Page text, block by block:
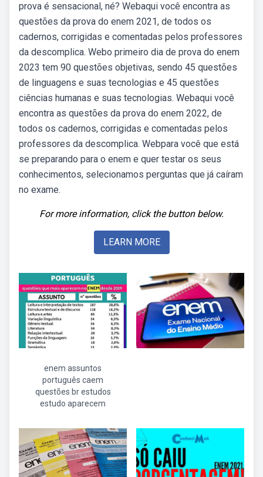
prova é sensacional, né? Webaqui você encontra as
questões da prova do enem 2021, de todos os
cadernos, corrigidas e comentadas pelos professores
da descomplica. Webo primeiro dia de prova do enem
2023 tem 90 questões objetivas, sendo 45 questões
de linguagens e suas tecnologias e 45 questões
ciências humanas e suas tecnologias. Webaqui você
encontra as questões da prova do enem 2022, de
todos os cadernos, corrigidas e comentadas pelos
professores da descomplica. Webpara você que está
se preparando para o enem e quer testar os seus
conhecimentos, selecionamos perguntas que já caíram
no exame.
For more information, click the button below.
LEARN MORE
enem assuntos
português caem
questões br estudos
estudo aparecem